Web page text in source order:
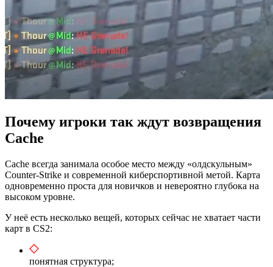
Почему игроки так ждут возвращения
Cache
Cache всегда занимала особое место между «олдскульным»
Counter-Strike и современной киберспортивной метой. Карта
одновременно проста для новичков и невероятно глубока на
высоком уровне.
У неё есть несколько вещей, которых сейчас не хватает части
карт в CS2:
понятная структура;